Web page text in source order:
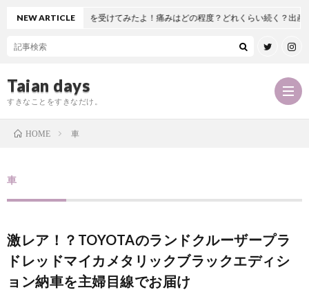
Taian days
すきなことをすきなだけ。
r
o
T
aお
NEW ARTICLE
股関節置換術を受けてみたよ！痛みはどの程度？どれくらい続く？出産とどっ
HOME 車
車
激レア！？TOYOTAのランドクルーザープラ
ドレッドマイカメタリックブラックエディシ
ョン納車を主婦目線でお届け